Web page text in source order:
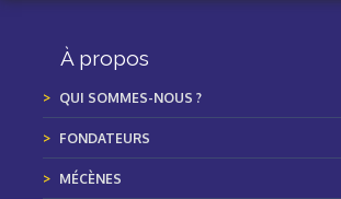
À propos
QUI SOMMES-NOUS ?
FONDATEURS
MÉCÈNES